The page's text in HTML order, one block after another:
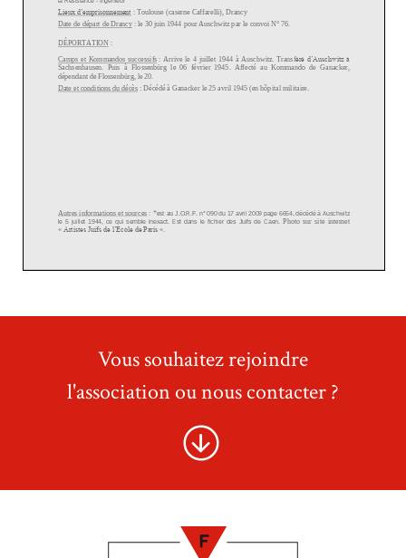
Vous souhaitez rejoindre
l'association ou nous contacter ?